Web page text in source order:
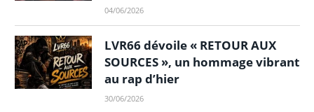
04/06/2026
LVR66 dévoile « RETOUR AUX
SOURCES », un hommage vibrant
au rap d’hier
30/06/2026